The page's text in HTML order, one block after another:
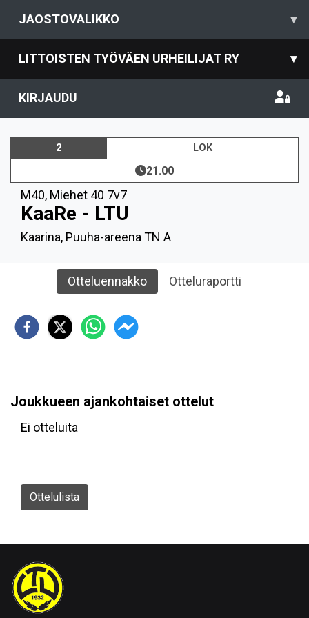
JAOSTOVALIKKO ▾
LITTOISTEN TYÖVÄEN URHEILIJAT RY ▾
KIRJAUDU
2 LOK
21.00
M40, Miehet 40 7v7
KaaRe - LTU
Kaarina, Puuha-areena TN A
Otteluennakko Otteluraportti
Joukkueen ajankohtaiset ottelut
Ei otteluita
Ottelulista